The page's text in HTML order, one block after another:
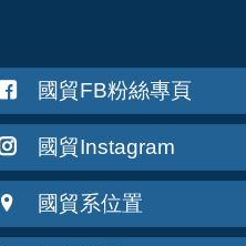
國貿FB粉絲專頁
國貿Instagram
國貿系位置